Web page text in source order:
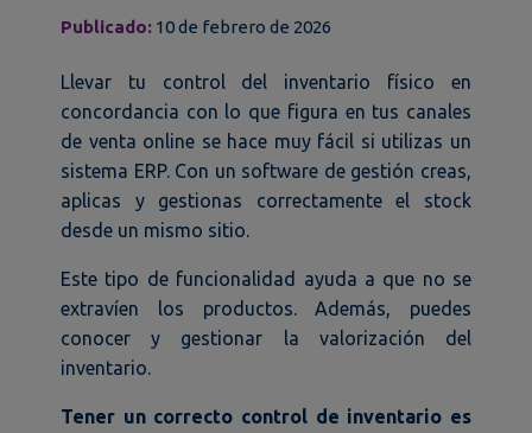
Publicado: 10 de febrero de 2026
Llevar tu control del inventario físico en
concordancia con lo que figura en tus canales
de venta online se hace muy fácil si utilizas un
sistema ERP. Con un software de gestión creas,
aplicas y gestionas correctamente el stock
desde un mismo sitio.
Este tipo de funcionalidad ayuda a que no se
extravíen los productos. Además, puedes
conocer y gestionar la valorización del
inventario.
Tener un correcto control de inventario es